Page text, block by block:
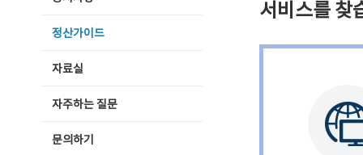
정산가이드
자료실
자주하는 질문
문의하기
서비스를 찾